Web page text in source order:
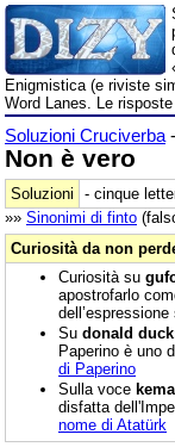
Enigmistica (e riviste
Word Lanes. Le
Soluzioni Cruciverba
Non è vero
Soluzioni - cinque
»» Sinonimi di finto
Curiosità da non
Curiosità su
apostrofarlo
dell’espressione
Su donald
Paperino è uno
di Paperino
Sulla voce
disfatta
nome di Atatürk